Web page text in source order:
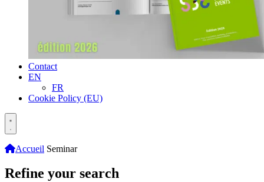
Contact
EN
FR
Cookie Policy (EU)
Accueil Seminar
Refine your search